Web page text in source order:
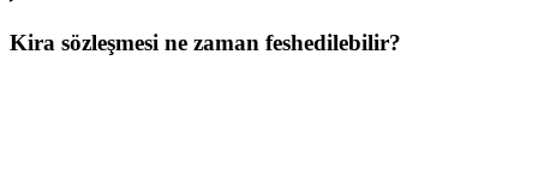
Kira sözleşmesi ne zaman feshedilebilir?